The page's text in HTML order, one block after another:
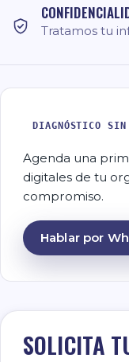
Tratamos tu
DIAGNÓSTICO SIN
Agenda una
digitales de tu
compromiso.
Hablar por
SOLICITA